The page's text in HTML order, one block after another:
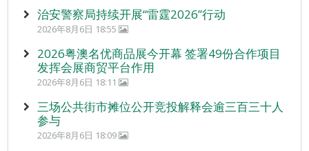
治安警察局持续开展“雷霆2026”行动
2026年8月6日 18:55
2026粤澳名优商品展今开幕 签署49份合作项目
发挥会展商贸平台作用
2026年8月6日 18:11
三场公共街市摊位公开竞投解释会逾三百三十人
参与
2026年8月6日 18:09